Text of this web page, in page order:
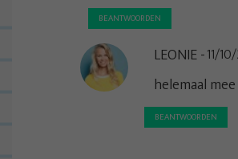
BEANTWOORDEN
LEONIE 11/
helemaal
BEANTWOORDEN